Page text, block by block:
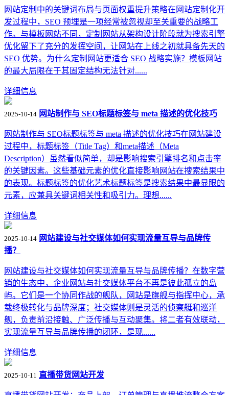
网站定制中的关键词布局与页面权重提升策略在网站定制化开
发过程中，SEO 预埋是一项经常被忽视却至关重要的战略工
作。与模板网站不同，定制网站从架构设计阶段就为搜索引擎
优化留下了充分的发挥空间，让网站在上线之初就具备先天的
SEO 优势。为什么定制网站更适合 SEO 战略实施？模板网站
的最大局限在于其固定结构无法针对......
详细信息
2025-10-14 网站制作与 SEO标题标签与 meta 描述的优化技巧
网站制作与 SEO标题标签与 meta 描述的优化技巧在网站建设
过程中，标题标签（Title Tag）和meta描述（Meta
Description）虽然看似简单，却是影响搜索引擎排名和点击率
的关键因素。这些基础元素的优化直接影响网站在搜索结果中
的表现。标题标签的优化艺术标题标签是搜索结果中最显眼的
元素，应兼具关键词相关性和吸引力。理想......
详细信息
2025-10-14 网站建设与社交媒体如何实现流量互导与品牌传
播？
网站建设与社交媒体如何实现流量互导与品牌传播？在数字营
销的生态中，企业网站与社交媒体平台不再是彼此孤立的岛
屿。它们是一个协同作战的舰队，网站是旗舰与指挥中心，承
载终极转化与品牌深度；社交媒体则是灵活的侦察艇和巡洋
舰，负责前沿接触、广泛传播与互动聚集。将二者有效联动，
实现流量互导与品牌传播的闭环，是现......
详细信息
2025-10-11 直播带货网站开发